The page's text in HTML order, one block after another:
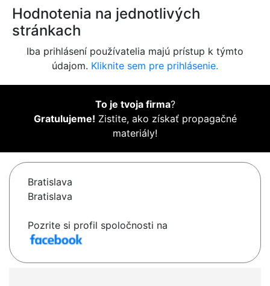
Hodnotenia na jednotlivých
stránkach
Iba prihlásení používatelia majú prístup k týmto
údajom. Kliknite sem pre prihlásenie.
To je tvoja firma?
Gratulujeme! Zistite, ako získať propagačné
materiály!
Bratislava
Bratislava
Pozrite si profil spoločnosti na